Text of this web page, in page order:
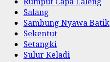
Salang
Sambung Nyawa Batik
Sekentut
Setangki
Sulur Keladi